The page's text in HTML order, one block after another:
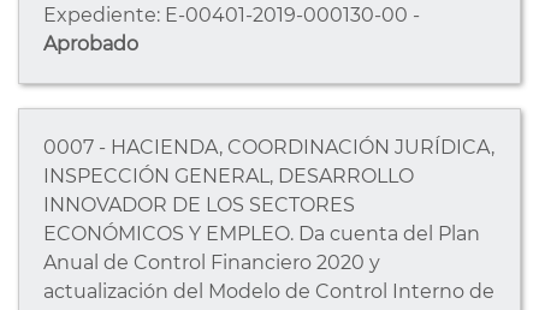
Expediente: E-00401-2019-000130-00 -
Aprobado
0007 - HACIENDA, COORDINACIÓN JURÍDICA,
INSPECCIÓN GENERAL, DESARROLLO
INNOVADOR DE LOS SECTORES
ECONÓMICOS Y EMPLEO. Da cuenta del Plan
Anual de Control Financiero 2020 y
actualización del Modelo de Control Interno de